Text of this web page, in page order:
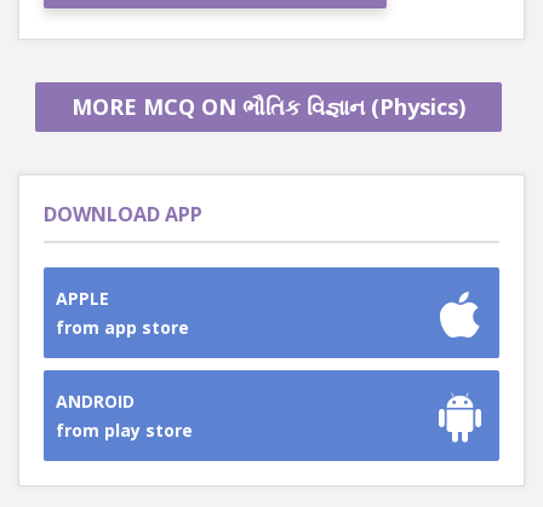
MORE MCQ ON ભૌતિક વિજ્ઞાન (Physics)
DOWNLOAD APP
APPLE
from app store
ANDROID
from play store